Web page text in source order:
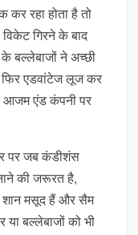
कर रहा होता है तो
गिरने के बाद
बल्लेबाजों ने अच्छी
फिर एडवांटेज लूज कर
आजम एंड कंपनी पर
पर जब कंडीशंस
की जरूरत है,
शान मसूद हैं और सैम
बल्लेबाजों को भी